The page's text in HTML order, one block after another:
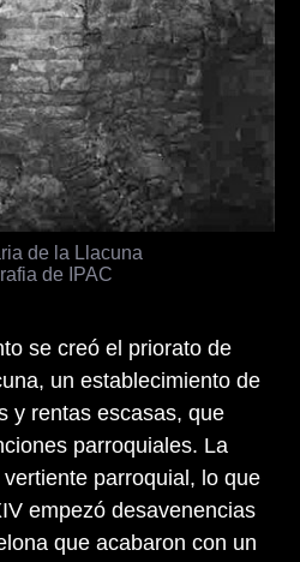
de la Llacuna
de IPAC
se creó el priorato de
un establecimiento de
y rentas escasas, que
parroquiales. La
parroquial, lo que
empezó desavenencias
que acabaron con un